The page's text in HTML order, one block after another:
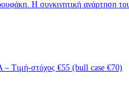
Η συγκινητική ανάρτηση
Tιμή-στόχος €55 (bull case €70)